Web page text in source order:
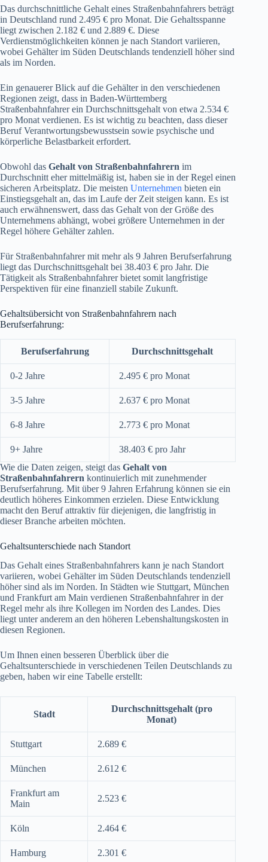
Das durchschnittliche Gehalt eines Straßenbahnfahrers beträgt
in Deutschland rund 2.495 € pro Monat. Die Gehaltsspanne
liegt zwischen 2.182 € und 2.889 €. Diese
Verdienstmöglichkeiten können je nach Standort variieren,
wobei Gehälter im Süden Deutschlands tendenziell höher sind
als im Norden.
Ein genauerer Blick auf die Gehälter in den verschiedenen
Regionen zeigt, dass in Baden-Württemberg
Straßenbahnfahrer ein Durchschnittsgehalt von etwa 2.534 €
pro Monat verdienen. Es ist wichtig zu beachten, dass dieser
Beruf Verantwortungsbewusstsein sowie psychische und
körperliche Belastbarkeit erfordert.
Obwohl das Gehalt von Straßenbahnfahrern im
Durchschnitt eher mittelmäßig ist, haben sie in der Regel einen
sicheren Arbeitsplatz. Die meisten Unternehmen bieten ein
Einstiegsgehalt an, das im Laufe der Zeit steigen kann. Es ist
auch erwähnenswert, dass das Gehalt von der Größe des
Unternehmens abhängt, wobei größere Unternehmen in der
Regel höhere Gehälter zahlen.
Für Straßenbahnfahrer mit mehr als 9 Jahren Berufserfahrung
liegt das Durchschnittsgehalt bei 38.403 € pro Jahr. Die
Tätigkeit als Straßenbahnfahrer bietet somit langfristige
Perspektiven für eine finanziell stabile Zukunft.
Gehaltsübersicht von Straßenbahnfahrern nach
Berufserfahrung:
Berufserfahrung Durchschnittsgehalt
0-2 Jahre 2.495 € pro Monat
3-5 Jahre 2.637 € pro Monat
6-8 Jahre 2.773 € pro Monat
9+ Jahre
38.403 € pro Jahr
Wie die Daten zeigen, steigt das Gehalt von
Straßenbahnfahrern kontinuierlich mit zunehmender
Berufserfahrung. Mit über 9 Jahren Erfahrung können sie ein
deutlich höheres Einkommen erzielen. Diese Entwicklung
macht den Beruf attraktiv für diejenigen, die langfristig in
dieser Branche arbeiten möchten.
Gehaltsunterschiede nach Standort
Das Gehalt eines Straßenbahnfahrers kann je nach Standort
variieren, wobei Gehälter im Süden Deutschlands tendenziell
höher sind als im Norden. In Städten wie Stuttgart, München
und Frankfurt am Main verdienen Straßenbahnfahrer in der
Regel mehr als ihre Kollegen im Norden des Landes. Dies
liegt unter anderem an den höheren Lebenshaltungskosten in
diesen Regionen.
Um Ihnen einen besseren Überblick über die
Gehaltsunterschiede in verschiedenen Teilen Deutschlands zu
geben, haben wir eine Tabelle erstellt:
Stadt
Durchschnittsgehalt (pro
Monat)
Stuttgart 2.689 €
München 2.612 €
Frankfurt am
Main
2.523 €
Köln 2.464 €
Hamburg 2.301 €